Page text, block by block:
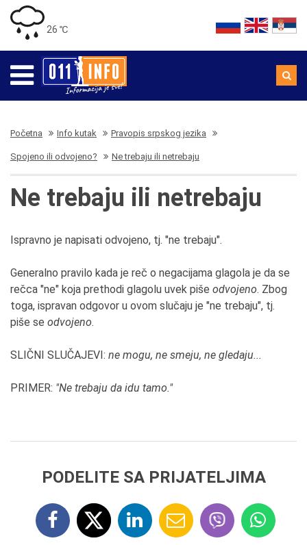
26 ℃
Početna Info kutak Pravopis srpskog jezika
Spojeno ili odvojeno? Ne trebaju ili netrebaju
Ne trebaju ili netrebaju
Ispravno je napisati odvojeno, tj. "ne trebaju".
Generalno pravilo kada je reč o negacijama glagola je da se
rečca "ne" koja prethodi glagolu uvek piše odvojeno. Zbog
toga, ispravan odgovor u ovom slučaju je "ne trebaju", tj.
piše se odvojeno.
SLIČNI SLUČAJEVI: ne mogu, ne smeju, ne gledaju...
PRIMER: "Ne trebaju da idu tamo."
PODELITE SA PRIJATELJIMA